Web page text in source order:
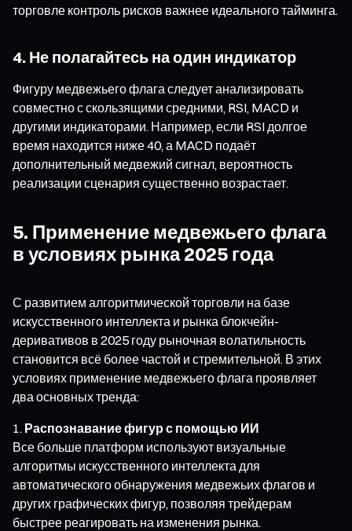
торговле контроль рисков важнее идеального тайминга.
4. Не полагайтесь на один индикатор
Фигуру медвежьего флага следует анализировать
совместно с скользящими средними, RSI, MACD и
другими индикаторами. Например, если RSI долгое
время находится ниже 40, а MACD подаёт
дополнительный медвежий сигнал, вероятность
реализации сценария существенно возрастает.
5. Применение медвежьего флага
в условиях рынка 2025 года
С развитием алгоритмической торговли на базе
искусственного интеллекта и рынка блокчейн-
деривативов в 2025 году рыночная волатильность
становится всё более частой и стремительной. В этих
условиях применение медвежьего флага проявляет
два основных тренда:
Распознавание фигур с помощью ИИ
Все больше платформ используют визуальные
алгоритмы искусственного интеллекта для
автоматического обнаружения медвежьих флагов и
других графических фигур, позволяя трейдерам
быстрее реагировать на изменения рынка.